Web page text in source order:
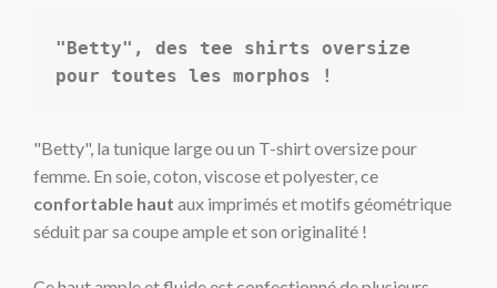
"Betty", des tee shirts oversize
pour toutes les morphos !
"Betty", la tunique large ou un T-shirt oversize pour
femme. En soie, coton, viscose et polyester, ce
confortable haut aux imprimés et motifs géométrique
séduit par sa coupe ample et son originalité !